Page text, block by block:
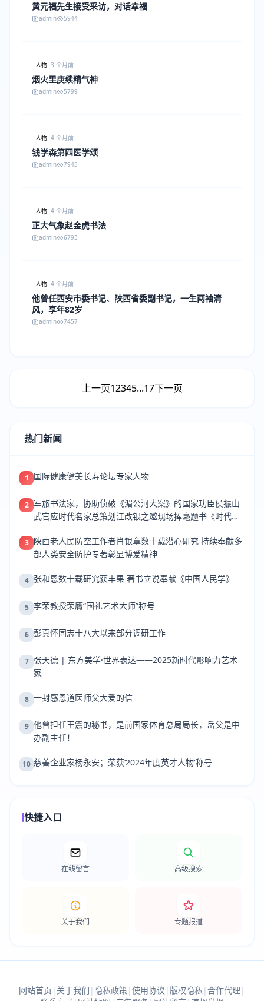
黄元福先生接受采访，对话幸福
admin 5944
人物 3 个月前
烟火里庚续精气神
admin 5799
人物 4 个月前
钱学森第四医学颂
admin 7945
人物 4 个月前
正大气象赵金虎书法
admin 6793
人物 4 个月前
他曾任西安市委书记、陕西省委副书记，一生两袖清
风，享年82岁
admin 7457
上一页12345...17下一页
热门新闻
1 国际健康健美长寿论坛专家人物
2 军旅书法家，协助侦破《湄公河大案》的国家功臣侯振山
武官应时代名家总策划江改银之邀现场挥毫题书《时代名
3 陕西老人民防空工作者肖银章数十载潜心研究 持续奉献多
部人类安全防护专著彰显博爱精神
4 张和恩数十载研究获丰果 著书立说奉献《中国人民学》
5 李荣教授荣膺“国礼艺术大师”称号
6 彭真怀同志十八大以来部分调研工作
7 张天德 | 东方美学·世界表达——2025新时代影响力艺术
家
8 一封感恩道医师父大爱的信
9 他曾担任王震的秘书，是前国家体育总局局长，岳父是中
办副主任！
10 慈善企业家杨永安；荣获‘2024年度英才人物'称号
快捷入口
在线留言 高级搜索
关于我们 专题报道
网站首页 | 关于我们 | 隐私政策| 使用协议 | 版权隐私 | 合作代理 |